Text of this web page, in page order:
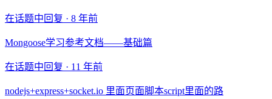
在话题中回复 · 8 年前
Mongoose学习参考文档——基础篇
在话题中回复 · 11 年前
nodejs+express+socket.io 里面页面脚本script里面的路